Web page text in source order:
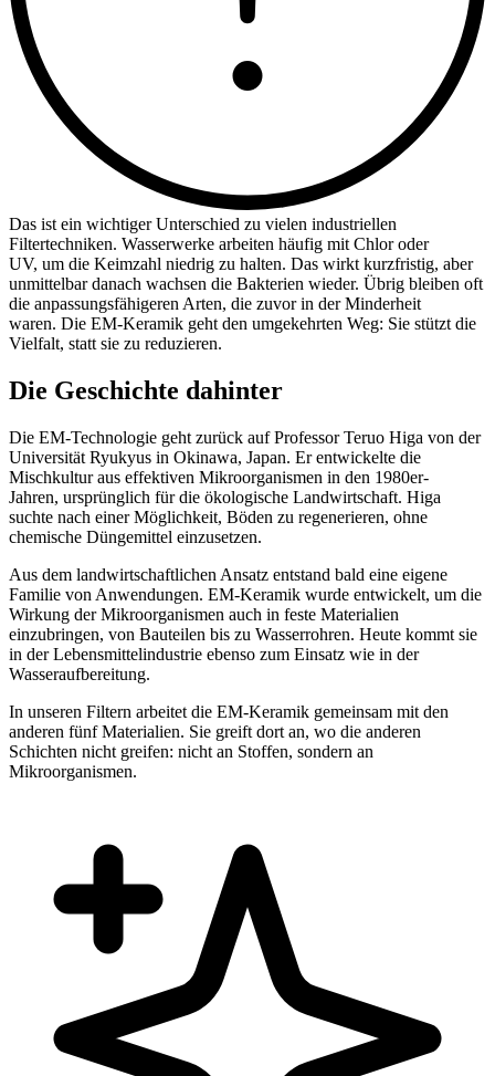
Das ist ein wichtiger Unterschied zu vielen industriellen
Filtertechniken. Wasserwerke arbeiten häufig mit Chlor oder
UV, um die Keimzahl niedrig zu halten. Das wirkt kurzfristig, aber
unmittelbar danach wachsen die Bakterien wieder. Übrig bleiben oft
die anpassungsfähigeren Arten, die zuvor in der Minderheit
waren. Die EM-Keramik geht den umgekehrten Weg: Sie stützt die
Vielfalt, statt sie zu reduzieren.
Die Geschichte dahinter
Die EM-Technologie geht zurück auf Professor Teruo Higa von der
Universität Ryukyus in Okinawa, Japan. Er entwickelte die
Mischkultur aus effektiven Mikroorganismen in den 1980er-
Jahren, ursprünglich für die ökologische Landwirtschaft. Higa
suchte nach einer Möglichkeit, Böden zu regenerieren, ohne
chemische Düngemittel einzusetzen.
Aus dem landwirtschaftlichen Ansatz entstand bald eine eigene
Familie von Anwendungen. EM-Keramik wurde entwickelt, um die
Wirkung der Mikroorganismen auch in feste Materialien
einzubringen, von Bauteilen bis zu Wasserrohren. Heute kommt sie
in der Lebensmittelindustrie ebenso zum Einsatz wie in der
Wasseraufbereitung.
In unseren Filtern arbeitet die EM-Keramik gemeinsam mit den
anderen fünf Materialien. Sie greift dort an, wo die anderen
Schichten nicht greifen: nicht an Stoffen, sondern an
Mikroorganismen.